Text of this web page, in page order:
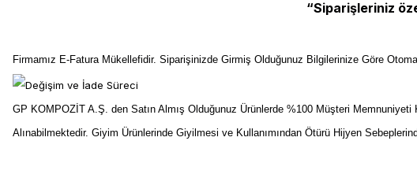
“Siparişleriniz
Firmamız E-Fatura Mükellefidir. Siparişinizde Girmiş Olduğunuz Bilgilerinize Göre
GP KOMPOZİT A.Ş. den Satın Almış Olduğunuz Ürünlerde %100 Müşteri
Alınabilmektedir. Giyim Ürünlerinde Giyilmesi ve Kullanımından Ötürü Hijyen